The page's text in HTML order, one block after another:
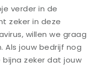
verder in de
zeker in deze
willen we graag
Als jouw bedrijf nog
zeker dat jouw